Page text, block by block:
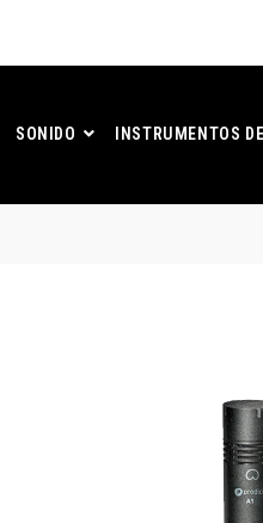
SONIDO INSTRUMENTOS